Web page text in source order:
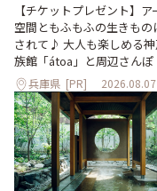
【チケットプレゼント】ア
空間ともふもふの生きもの
されて♪ 大人も楽しめる
族館「átoa」と周辺さんぽ
兵庫県 [PR] 2026.08.07